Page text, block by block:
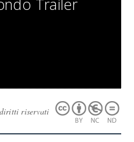
Trailer
riservati